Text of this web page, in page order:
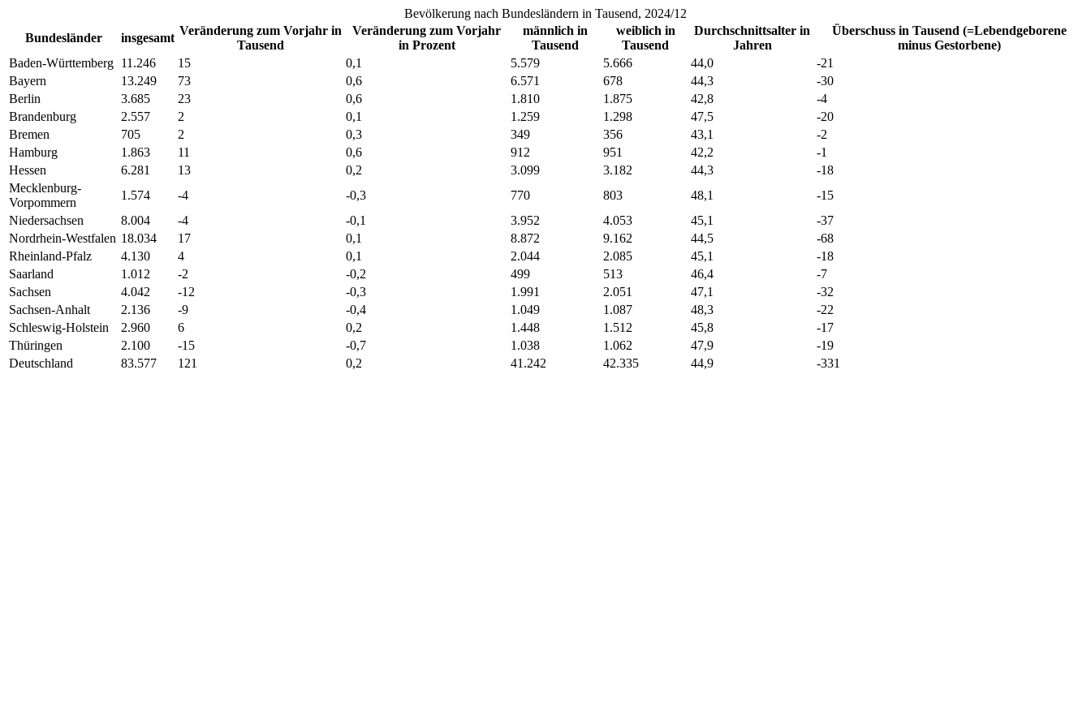
Bevölkerung nach Bundesländern in Tausend, 2024/12
Bundesländer
insgesamt
Veränderung zum Vorjahr in
Tausend
Veränderung zum Vorjahr
in Prozent
männlich in
Tausend
weiblich in
Tausend
Durchschnittsalter in
Jahren
Überschuss in Tausend (=Lebendgeborene
minus Gestorbene)
Baden-Württemberg 11.246 15 0,1 5.579 5.666 44,0
-21
Bayern
13.249 73 0,6 6.571 678 44,3
-30
Berlin
3.685 23 0,6 1.810 1.875 42,8
-4
Brandenburg
2.557 2 0,1 1.259 1.298 47,5
-20
Bremen
705 2 0,3 349 356 43,1
-2
Hamburg
1.863 11 0,6 912 951 42,2
-1
Hessen
6.281 13 0,2 3.099 3.182 44,3
-18
Mecklenburg-
Vorpommern
1.574 -4 -0,3 770 803 48,1
-15
Niedersachsen
8.004 -4 -0,1 3.952 4.053 45,1
-37
Nordrhein-Westfalen 18.034 17 0,1 8.872 9.162 44,5
-68
Rheinland-Pfalz
4.130 4 0,1 2.044 2.085 45,1
-18
Saarland
1.012 -2 -0,2 499 513 46,4
-7
Sachsen
4.042 -12 -0,3 1.991 2.051 47,1
-32
Sachsen-Anhalt
2.136 -9 -0,4 1.049 1.087 48,3
-22
Schleswig-Holstein
2.960 6 0,2 1.448 1.512 45,8
-17
Thüringen
2.100 -15 -0,7 1.038 1.062 47,9
-19
Deutschland
83.577 121 0,2 41.242 42.335 44,9 -331